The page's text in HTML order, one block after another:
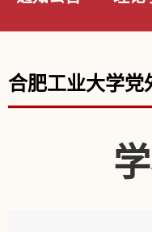
合肥工业大学党